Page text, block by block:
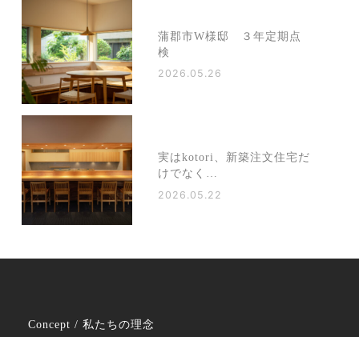
蒲郡市W様邸 ３年定期点
検
2026.05.26
実はkotori、新築注文住宅だ
けでなく…
2026.05.22
Concept / 私たちの理念